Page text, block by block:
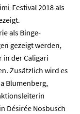
Festival 2018 als
als Binge-
gezeigt werden,
in der Caligari
Zusätzlich wird es
Blumenberg,
Désirée Nosbusch